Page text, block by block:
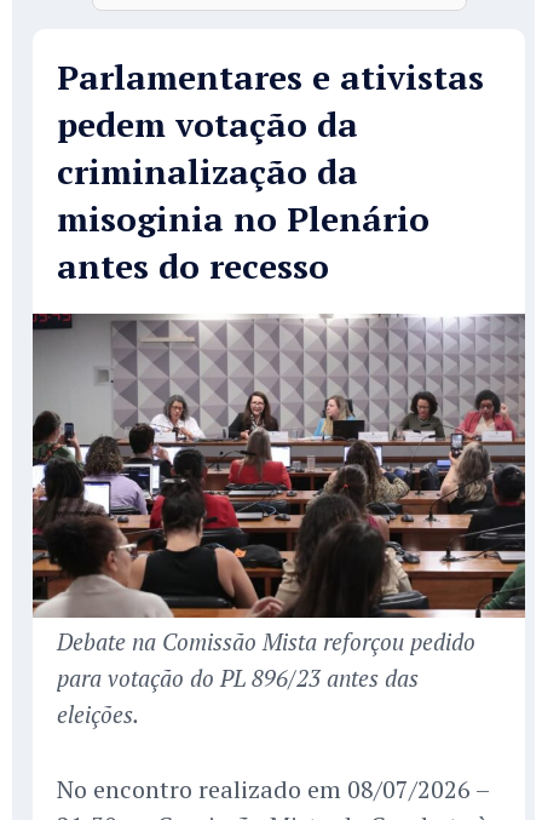
Parlamentares e ativistas
pedem votação da
criminalização da
misoginia no Plenário
antes do recesso
Debate na Comissão Mista reforçou pedido
para votação do PL 896/23 antes das
eleições.
No encontro realizado em 08/07/2026 –